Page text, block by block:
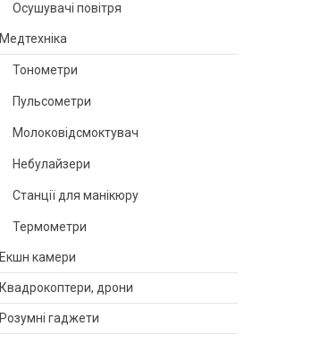
Осушувачі повітря
Медтехніка
Тонометри
Пульсометри
Молоковідсмоктувач
Небулайзери
Станції для манікюру
Термометри
Екшн камери
Квадрокоптери, дрони
Розумні гаджети